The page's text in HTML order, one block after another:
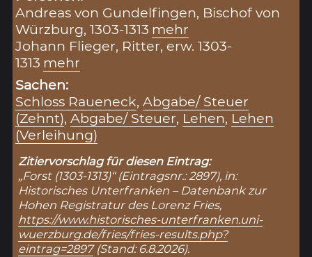
Andreas von Gundelfingen, Bischof von
Würzburg, 1303-1313 mehr
Johann Flieger, Ritter, erw. 1303-
1313 mehr
Sachen:
Schloss Raueneck,Abgabe/ Steuer
(Zehnt),Abgabe/ Steuer, Lehen, Lehen
(Verleihung)
Zitiervorschlag für diesen Eintrag:
„Forst (1303-1313)“ (Eintragsnr.: 2897), in:
Historisches Unterfranken – Datenbank zur
Hohen Registratur des Lorenz Fries,
https://www.historisches-unterfranken.uni-
wuerzburg.de/fries/fries-results.php?
eintrag=2897(Stand: 6.8.2026).